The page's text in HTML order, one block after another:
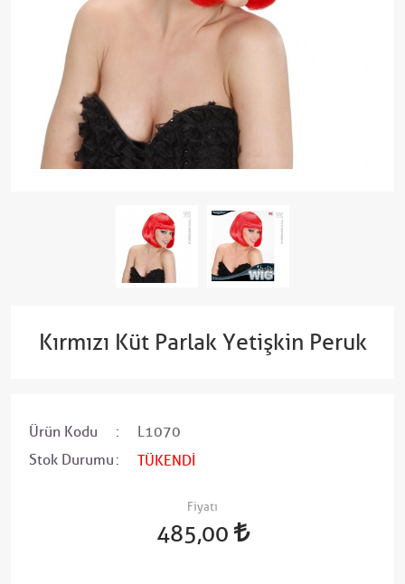
Kırmızı Küt Parlak Yetişkin Peruk
Ürün Kodu
L1070
Stok Durumu
TÜKENDİ
Fiyatı
485,00